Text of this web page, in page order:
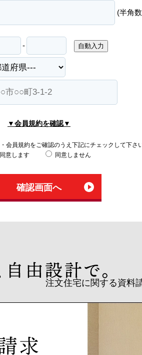
(半角
- 自動入力
▼会員規約を確認▼
・会員規約をご確認のうえ下記にチェックして下さい
同意します
同意しません
注文住宅に関する資料